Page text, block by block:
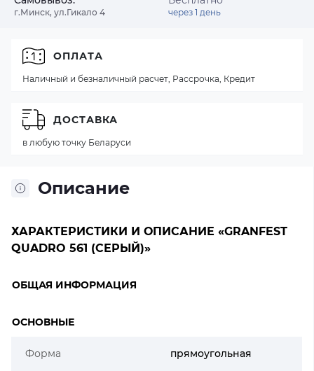
г.Минск, ул.Гикало 4 через 1 день
Описание
ХАРАКТЕРИСТИКИ И ОПИСАНИЕ «GRANFEST
QUADRO 561 (СЕРЫЙ)»
ОБЩАЯ ИНФОРМАЦИЯ
ОСНОВНЫЕ
Форма прямоугольная
ОПЛАТА
Наличный и безналичный расчет, Рассрочка, Кредит
ДОСТАВКА
в любую точку Беларуси